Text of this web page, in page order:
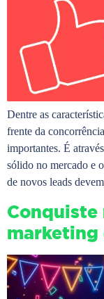
Dentre as
frente da
importantes. É
sólido no mercado e
de novos leads
Conquiste
marketing